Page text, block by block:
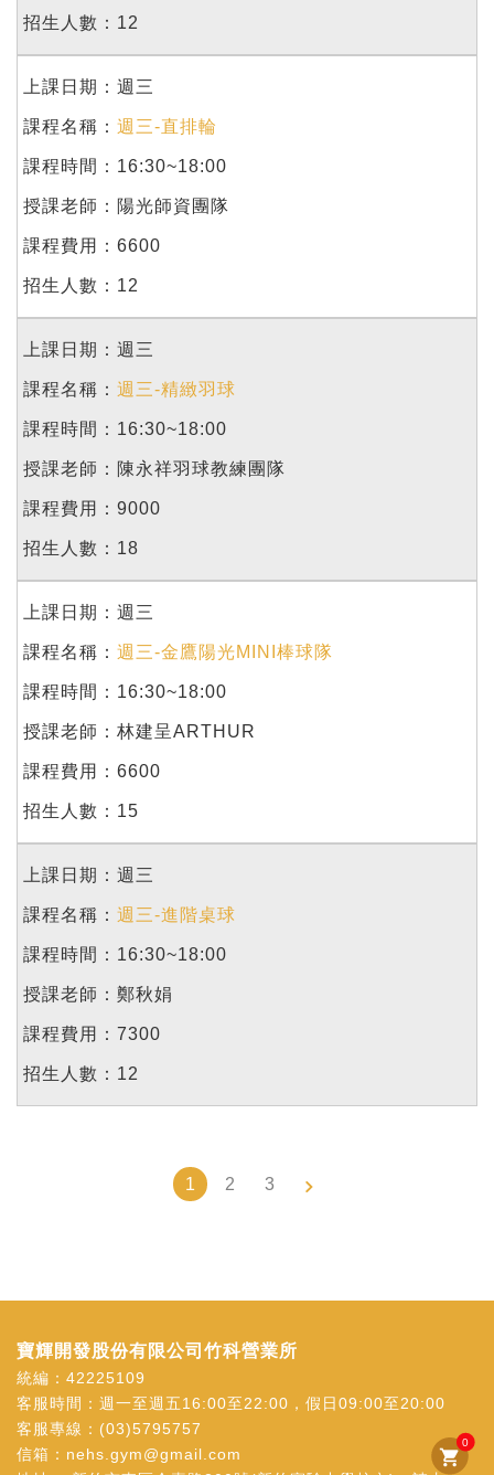
12
週三
週三-直排輪
16:30~18:00
陽光師資團隊
6600
12
週三
週三-精緻羽球
16:30~18:00
陳永祥羽球教練團隊
9000
18
週三
週三-金鷹陽光MINI棒球隊
16:30~18:00
林建呈ARTHUR
6600
15
週三
週三-進階桌球
16:30~18:00
鄭秋娟
7300
12
1 2 3
shopping_cart
0
寶輝開發股份有限公司竹科營業所
統編：42225109
客服時間：週一至週五16:00至22:00，假日09:00至20:00
客服專線： (03)5795757
信箱： nehs.gym@gmail.com